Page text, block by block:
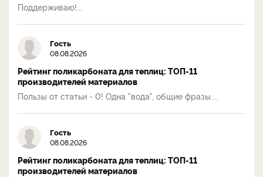
Поддерживаю!...
Гость
08.08.2026
Рейтинг поликарбоната для теплиц: ТОП-11
производителей материалов
Пользы от статьи - 0! Одна "вода", общие фразы....
Гость
08.08.2026
Рейтинг поликарбоната для теплиц: ТОП-11
производителей материалов